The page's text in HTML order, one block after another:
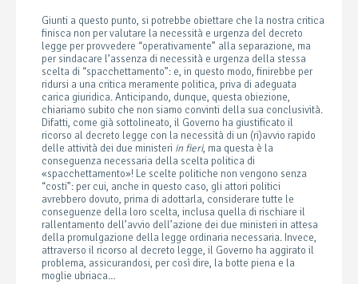
Giunti a questo punto, si potrebbe obiettare che la nostra critica
finisca non per valutare la necessità e urgenza del decreto
legge per provvedere “operativamente” alla separazione, ma
per sindacare l’assenza di necessità e urgenza della stessa
scelta di “spacchettamento”: e, in questo modo, finirebbe per
ridursi a una critica meramente politica, priva di adeguata
carica giuridica. Anticipando, dunque, questa obiezione,
chiariamo subito che non siamo convinti della sua conclusività.
Difatti, come già sottolineato, il Governo ha giustificato il
ricorso al decreto legge con la necessità di un (ri)avvio rapido
delle attività dei due ministeri in fieri, ma questa è la
conseguenza necessaria della scelta politica di
«spacchettamento»! Le scelte politiche non vengono senza
“costi”: per cui, anche in questo caso, gli attori politici
avrebbero dovuto, prima di adottarla, considerare tutte le
conseguenze della loro scelta, inclusa quella di rischiare il
rallentamento dell’avvio dell’azione dei due ministeri in attesa
della promulgazione della legge ordinaria necessaria. Invece,
attraverso il ricorso al decreto legge, il Governo ha aggirato il
problema, assicurandosi, per così dire, la botte piena e la
moglie ubriaca…